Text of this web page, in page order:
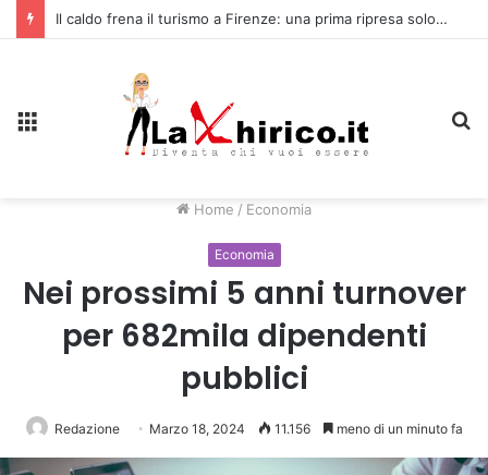
Il caldo frena il turismo a Firenze: una prima ripresa solo a settembre
Home / Economia
Economia
Nei prossimi 5 anni turnover
per 682mila dipendenti
pubblici
Redazione Marzo 18, 2024 11.156 meno di un minuto fa